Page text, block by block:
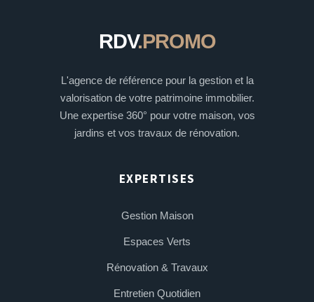
RDV.PROMO
L'agence de référence pour la gestion et la
valorisation de votre patrimoine immobilier.
Une expertise 360° pour votre maison, vos
jardins et vos travaux de rénovation.
EXPERTISES
Gestion Maison
Espaces Verts
Rénovation & Travaux
Entretien Quotidien